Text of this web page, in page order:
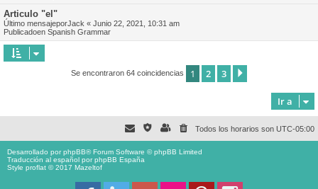
Articulo "el"
Último mensajeporJack « Junio 22, 2021, 10:31 am
Publicadoen Spanish Grammar
Se encontraron 64 coincidencias 1 2 3
Ir a
Todos los horarios son UTC-05:00
Desarrollado porphpBB® Forum Software © phpBB Limited
Traducción al español porphpBB España
Style proflat © 2017 Mazeltof